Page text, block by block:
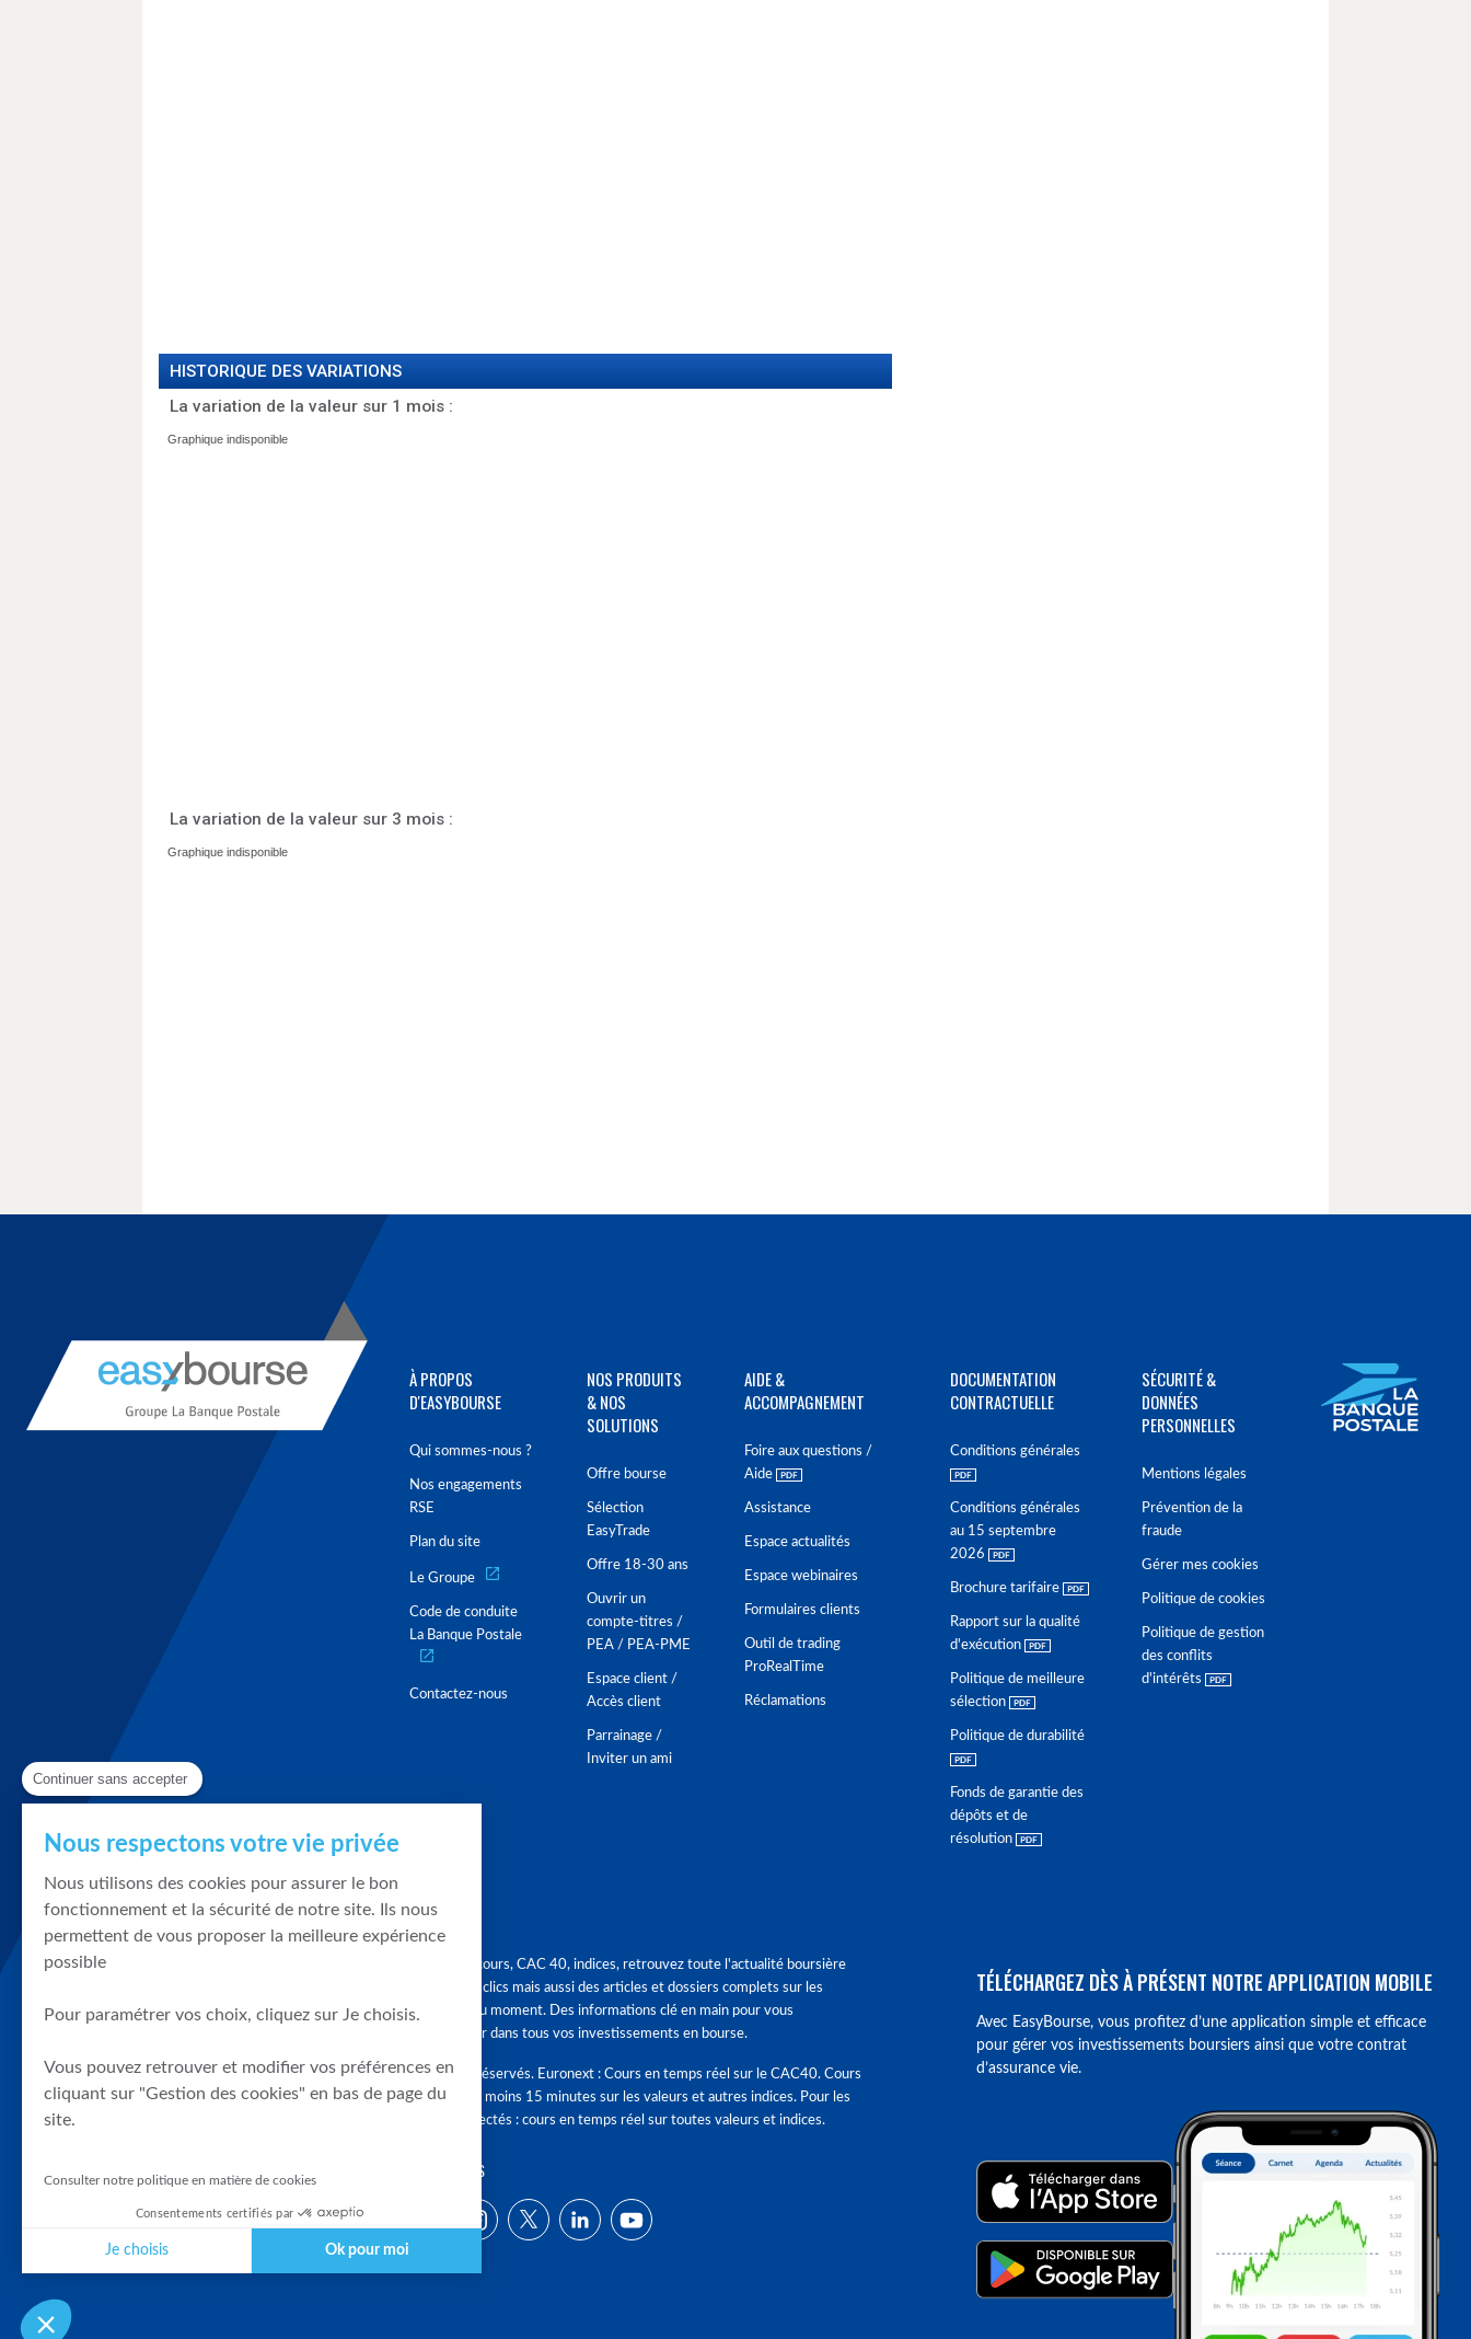
HISTORIQUE DES VARIATIONS
La variation de la valeur sur 1 mois :
La variation de la valeur sur 3 mois :
À PROPOS
D'EASYBOURSE
Qui sommes-nous ?
Nos engagements
RSE
Plan du site
Le Groupe
Code de conduite
La Banque Postale
Contactez-nous
NOS PRODUITS
& NOS
SOLUTIONS
Offre bourse
Sélection
EasyTrade
Offre 18-30 ans
Ouvrir un
compte-titres /
PEA / PEA-PME
Espace client /
Accès client
Parrainage /
Inviter un ami
AIDE &
ACCOMPAGNEMENT
Foire aux questions /
Aide
Assistance
Espace actualités
Espace webinaires
Formulaires clients
Outil de trading
ProRealTime
Réclamations
DOCUMENTATION
CONTRACTUELLE
Conditions générales
Conditions générales
au 15 septembre
2026
Brochure tarifaire
Rapport sur la qualité
d'exécution
Politique de meilleure
sélection
Politique de durabilité
Fonds de garantie des
dépôts et de
résolution
SÉCURITÉ &
DONNÉES
PERSONNELLES
Mentions légales
Prévention de la
fraude
Gérer mes cookies
Politique de cookies
Politique de gestion
des conflits
d'intérêts
Graphique, cours, CAC 40, indices, retrouvez toute l'actualité boursière
en quelques clics mais aussi des articles et dossiers complets sur les
tendances du moment. Des informations clé en main pour vous
accompagner dans tous vos investissements en bourse.
Tous droits réservés. Euronext : Cours en temps réel sur le CAC40. Cours
différés d'au moins 15 minutes sur les valeurs et autres indices. Pour les
clients connectés : cours en temps réel sur toutes valeurs et indices.
SUIVEZ-NOUS
TÉLÉCHARGEZ DÈS À PRÉSENT NOTRE APPLICATION MOBILE
Avec EasyBourse, vous profitez d’une application simple et efficace
pour gérer vos investissements boursiers ainsi que votre contrat
d’assurance vie.
Continuer sans accepter
Nous respectons votre vie privée
Nous utilisons des cookies pour assurer le bon
fonctionnement et la sécurité de notre site. Ils nous
permettent de vous proposer la meilleure expérience
possible
Pour paramétrer vos choix, cliquez sur Je choisis.
Vous pouvez retrouver et modifier vos préférences en
cliquant sur "Gestion des cookies" en bas de page du
site.
Consulter notre politique en matière de cookies
Consentements certifiés par
Je choisis Ok pour moi
Notre plateforme vous permet d'adapter et de gérer vos paramètres de confidentialité, en garantissant la conformité avec les réglementations. Personnalisez vos préférences pour contrôler la manière dont